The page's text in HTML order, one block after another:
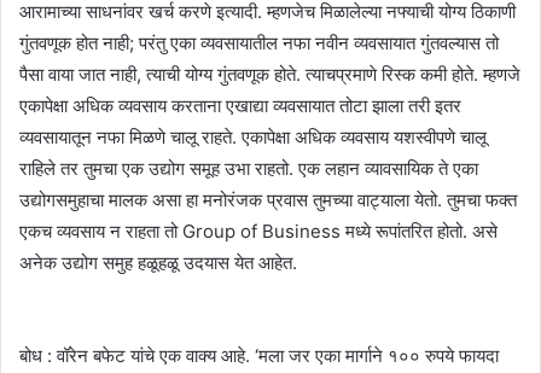
आरामाच्या साधनांवर खर्च करणे इत्यादी. म्हणजेच मिळालेल्या नफ्याची योग्य ठिकाणी
गुंतवणूक होत नाही; परंतु एका व्यवसायातील नफा नवीन व्यवसायात गुंतवल्यास तो
पैसा वाया जात नाही, त्याची योग्य गुंतवणूक होते. त्याचप्रमाणे रिस्क कमी होते. म्हणजे
एकापेक्षा अधिक व्यवसाय करताना एखाद्या व्यवसायात तोटा झाला तरी इतर
व्यवसायातून नफा मिळणे चालू राहते. एकापेक्षा अधिक व्यवसाय यशस्वीपणे चालू
राहिले तर तुमचा एक उद्योग समूह उभा राहतो. एक लहान व्यावसायिक ते एका
उद्योगसमुहाचा मालक असा हा मनोरंजक प्रवास तुमच्या वाट्याला येतो. तुमचा फक्त
एकच व्यवसाय न राहता तो Group of Business मध्ये रूपांतरित होतो. असे
अनेक उद्योग समुह हळूहळू उदयास येत आहेत.
बोध : वॉरेन बफेट यांचे एक वाक्य आहे. ‘मला जर एका मार्गाने १०० रुपये फायदा